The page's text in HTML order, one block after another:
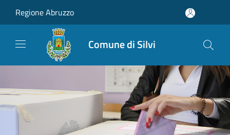
Regione Abruzzo
Comune di Silvi